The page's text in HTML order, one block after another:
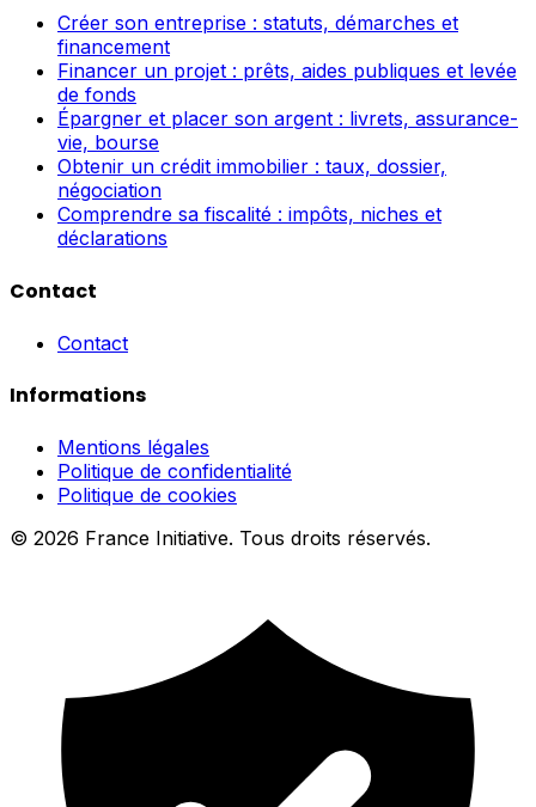
Créer son entreprise : statuts, démarches et
financement
Financer un projet : prêts, aides publiques et levée
de fonds
Épargner et placer son argent : livrets, assurance-
vie, bourse
Obtenir un crédit immobilier : taux, dossier,
négociation
Comprendre sa fiscalité : impôts, niches et
déclarations
Contact
Contact
Informations
Mentions légales
Politique de confidentialité
Politique de cookies
© 2026 France Initiative. Tous droits réservés.